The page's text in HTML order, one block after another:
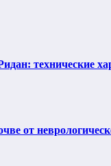
технические
от